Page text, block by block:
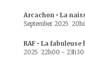
Arcachon • La
September 2025
RAF • La
2025 22h00 - 23h30